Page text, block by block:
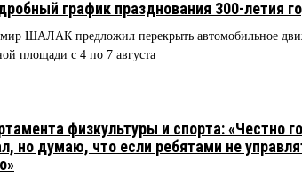
график празднования 300-летия
ШАЛАК предложил перекрыть автомобильное
площади с 4 по 7 августа
физкультуры и спорта: «Честно
но думаю, что если ребятами не